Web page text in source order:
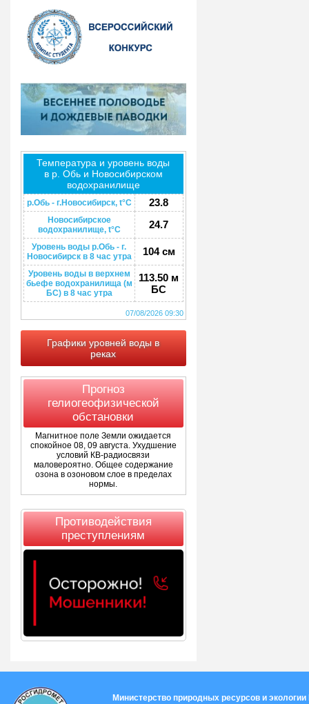
Температура и уровень воды
в р. Обь и Новосибирском
водохранилище
р.Обь - г.Новосибирск, t°C 23.8
Новосибирское
водохранилище, t°C
24.7
Уровень воды р.Обь - г.
Новосибирск в 8 час утра
104 см
Уровень воды в верхнем
бьефе водохранилища (м
БС) в 8 час утра
113.50 м
БС
07/08/2026 09:30
Графики уровней воды в
реках
Прогноз
гелиогеофизической
обстановки
Магнитное поле Земли ожидается
спокойное 08, 09 августа. Ухудшение
условий КВ-радиосвязи
маловероятно. Общее содержание
озона в озоновом слое в пределах
нормы.
Противодействия
преступлениям
Министерство природных ресурсов и